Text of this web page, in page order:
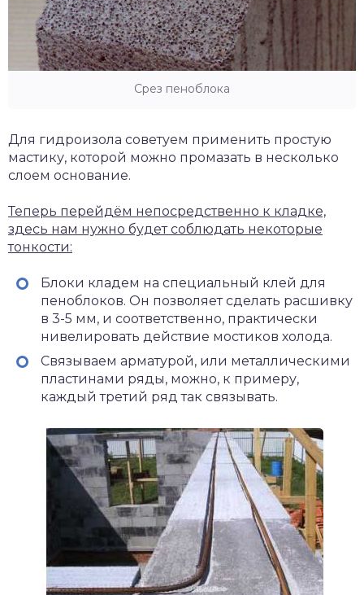
Срез пеноблока
Для гидроизола советуем применить простую
мастику, которой можно промазать в несколько
слоем основание.
Теперь перейдём непосредственно к кладке,
здесь нам нужно будет соблюдать некоторые
тонкости:
Блоки кладем на специальный клей для
пеноблоков. Он позволяет сделать расшивку
в 3-5 мм, и соответственно, практически
нивелировать действие мостиков холода.
Связываем арматурой, или металлическими
пластинами ряды, можно, к примеру,
каждый третий ряд так связывать.